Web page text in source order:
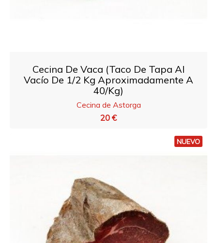
Cecina De Vaca (taco De Tapa Al
Vacío De 1/2 Kg Aproximadamente A
40/Kg)
Cecina de Astorga
20 €
NUEVO